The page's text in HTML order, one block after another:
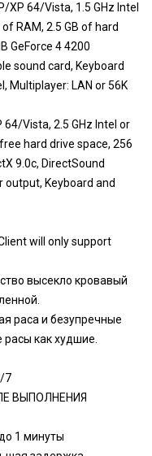
XP 64/Vista, 1.5 GHz Intel
RAM, 2.5 GB of hard
GeForce 4 4200
sound card, Keyboard
Multiplayer: LAN or 56K
Vista, 2.5 GHz Intel or
hard drive space, 256
9.0c, DirectSound
output, Keyboard and
will only support
высекло кровавый
раса и безупречные
как худшие.
7
ВЫПОЛНЕНИЯ
1 минуты